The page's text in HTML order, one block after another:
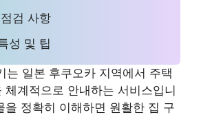
검 사항
성 및 팁
는 일본 후쿠오카 지역에서 주택
체계적으로 안내하는 서비스입니
을 정확히 이해하면 원활한 집 구